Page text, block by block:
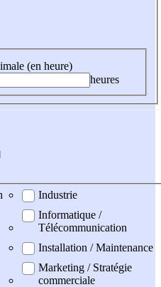
(en heure)
heures
Industrie
Informatique /
Télécommunication
Installation / Maintenance
Marketing / Stratégie
commerciale